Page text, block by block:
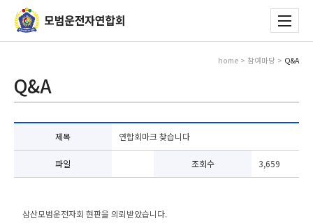
Q&A
home > 참여마당 > Q&A
제목 연합회마크 찾습니다
파일 조회수 3,659
삼산모범운전자회 현판을 의뢰받았습니다.